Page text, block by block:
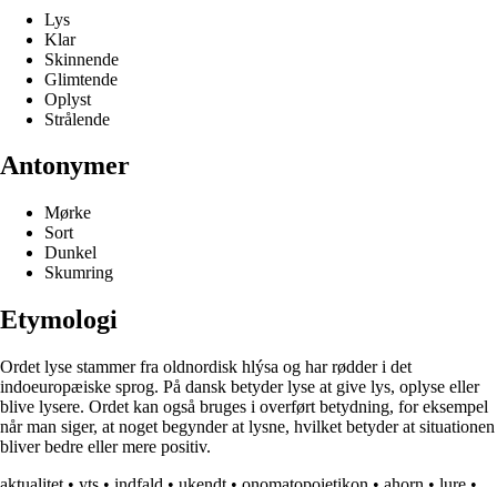
Lys
Klar
Skinnende
Glimtende
Oplyst
Strålende
Antonymer
Mørke
Sort
Dunkel
Skumring
Etymologi
Ordet lyse stammer fra oldnordisk hlýsa og har rødder i det
indoeuropæiske sprog. På dansk betyder lyse at give lys, oplyse eller
blive lysere. Ordet kan også bruges i overført betydning, for eksempel
når man siger, at noget begynder at lysne, hvilket betyder at situationen
bliver bedre eller mere positiv.